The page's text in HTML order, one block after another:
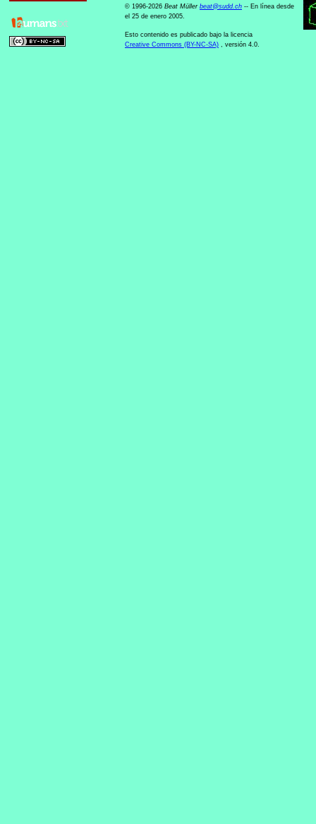
© 1996-2026 Beat Müller beat@sudd.ch -- En línea desde
el 25 de enero 2005.
Esto contenido es publicado bajo la licencia
Creative Commons (BY-NC-SA) , versión 4.0.